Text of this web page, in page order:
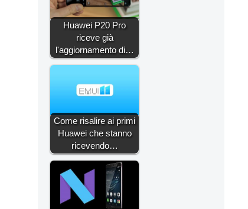
Huawei P20 Pro
riceve già
l'aggiornamento di…
Come risalire ai primi
Huawei che stanno
ricevendo…